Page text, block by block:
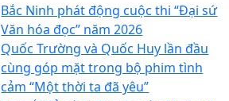
Bắc Ninh phát động cuộc thi “Đại sứ
Văn hóa đọc” năm 2026
Quốc Trường và Quốc Huy lần đầu
cùng góp mặt trong bộ phim tình
cảm “Một thời ta đã yêu”